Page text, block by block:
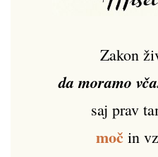
Zakon
da moramo
saj prav
močin